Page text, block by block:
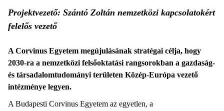
Projektvezető: Szántó Zoltán nemzetközi kapcsolatokért
felelős vezető
A Corvinus Egyetem megújulásának stratégai célja, hogy
2030-ra a nemzetközi felsőoktatási rangsorokban a gazdaság-
és társadalomtudományi területen Közép-Európa vezető
intézménye legyen.
A Budapesti Corvinus Egyetem az egyetlen, a